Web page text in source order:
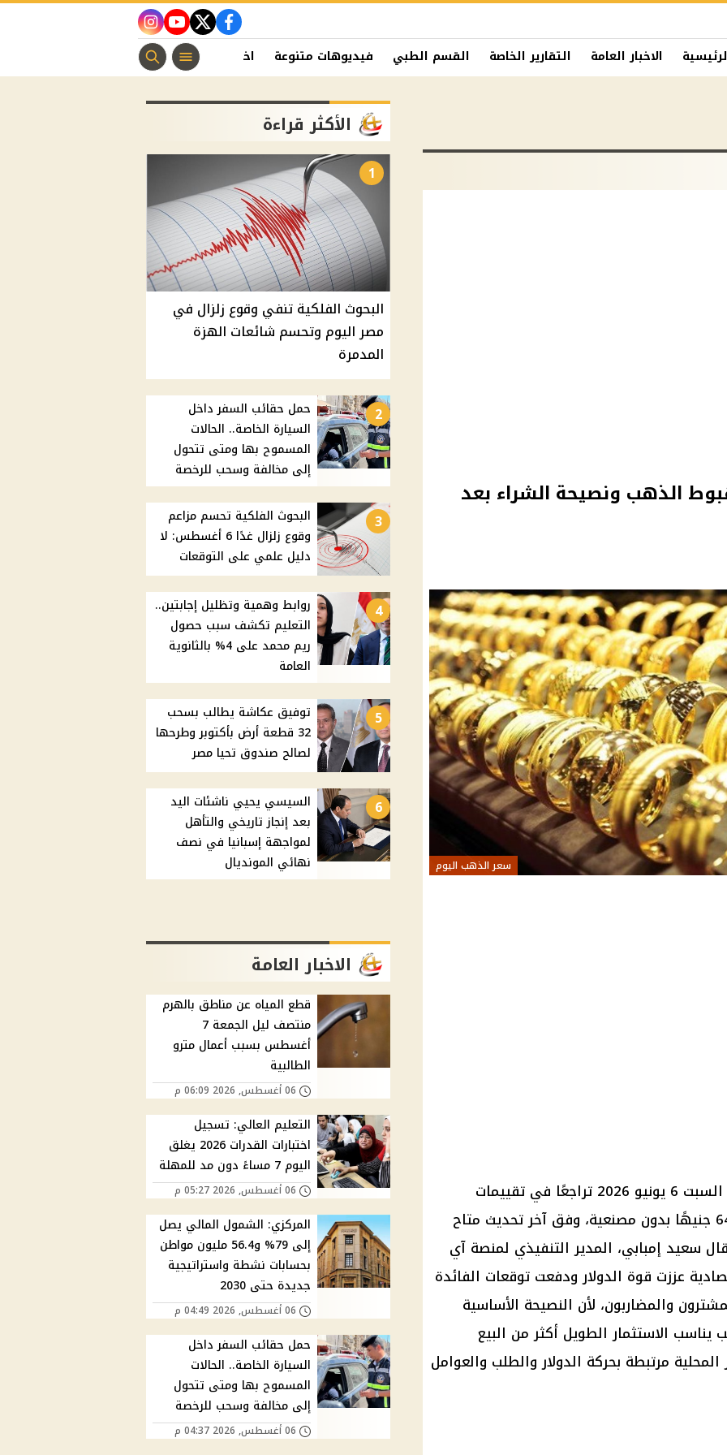
facebook
twitter
youtube
instagram
الاخبار العامة التقارير الخاصة القسم الطبي فيديوهات متنوعة اخبار الفن منوعات مسيحية
الذهب ونصيحة الشراء بعد
سعر الذهب اليوم
شهد سوق الذهب في مصر اليوم السبت 6 يونيو 2026 تراجعًا في تقييمات
الشراء بعد وصول عيار 21 إلى 6450 جنيهًا بدون مصنعية، وفق آخر تحديث متاح
سعيد إمبابي، المدير التنفيذي لمنصة آي
عززت قوة الدولار ودفعت توقعات الفائدة
والمضاربون، لأن النصيحة الأساسية
الاستثمار الطويل أكثر من البيع
مرتبطة بحركة الدولار والطلب والعوامل
الأكثر قراءة
1
البحوث الفلكية تنفي وقوع زلزال في
مصر اليوم وتحسم شائعات الهزة
المدمرة
2
حمل حقائب السفر داخل
السيارة الخاصة.. الحالات
المسموح بها ومتى تتحول
إلى مخالفة وسحب للرخصة
3
البحوث الفلكية تحسم مزاعم
وقوع زلزال غدًا 6 أغسطس: لا
دليل علمي على التوقعات
4
روابط وهمية وتظليل إجابتين..
التعليم تكشف سبب حصول
ريم محمد على 4% بالثانوية
العامة
5
توفيق عكاشة يطالب بسحب
32 قطعة أرض بأكتوبر وطرحها
لصالح صندوق تحيا مصر
6
السيسي يحيي ناشئات اليد
بعد إنجاز تاريخي والتأهل
لمواجهة إسبانيا في نصف
نهائي المونديال
الاخبار العامة
قطع المياه عن مناطق بالهرم
منتصف ليل الجمعة 7
أغسطس بسبب أعمال مترو
الطالبية
06 أغسطس, 2026 06:09 م
التعليم العالي: تسجيل
اختبارات القدرات 2026 يغلق
اليوم 7 مساءً دون مد للمهلة
06 أغسطس, 2026 05:27 م
المركزي: الشمول المالي يصل
إلى 79% و56.4 مليون مواطن
بحسابات نشطة واستراتيجية
جديدة حتى 2030
06 أغسطس, 2026 04:49 م
حمل حقائب السفر داخل
السيارة الخاصة.. الحالات
المسموح بها ومتى تتحول
إلى مخالفة وسحب للرخصة
06 أغسطس, 2026 04:37 م